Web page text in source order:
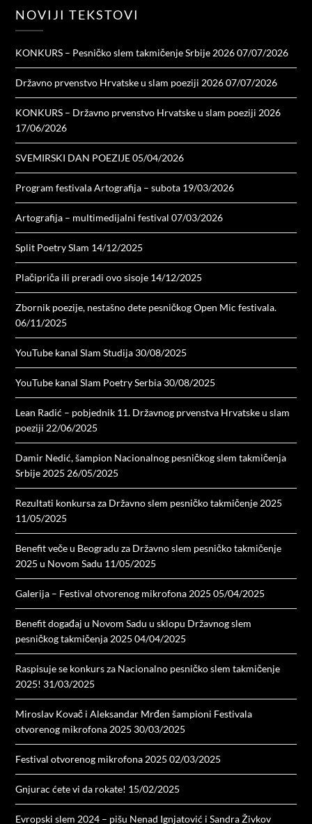
NOVIJI TEKSTOVI
KONKURS – Pesničko slem takmičenje Srbije 2026 07/07/2026
Državno prvenstvo Hrvatske u slam poeziji 2026 07/07/2026
KONKURS – Državno prvenstvo Hrvatske u slam poeziji 2026
17/06/2026
SVEMIRSKI DAN POEZIJE 05/04/2026
Program festivala Artografija – subota 19/03/2026
Artografija – multimedijalni festival 07/03/2026
Split Poetry Slam 14/12/2025
Plačipriča ili preradi ovo sisoje 14/12/2025
Zbornik poezije, nestašno dete pesničkog Open Mic festivala.
06/11/2025
YouTube kanal Slam Studija 30/08/2025
YouTube kanal Slam Poetry Serbia 30/08/2025
Lean Radić – pobjednik 11. Državnog prvenstva Hrvatske u slam
poeziji 22/06/2025
Damir Nedić, šampion Nacionalnog pesničkog slem takmičenja
Srbije 2025 26/05/2025
Rezultati konkursa za Državno slem pesničko takmičenje 2025
11/05/2025
Benefit veče u Beogradu za Državno slem pesničko takmičenje
2025 u Novom Sadu 11/05/2025
Galerija – Festival otvorenog mikrofona 2025 05/04/2025
Benefit događaj u Novom Sadu u sklopu Državnog slem
pesničkog takmičenja 2025 04/04/2025
Raspisuje se konkurs za Nacionalno pesničko slem takmičenje
2025! 31/03/2025
Miroslav Kovač i Aleksandar Mrđen šampioni Festivala
otvorenog mikrofona 2025 30/03/2025
Festival otvorenog mikrofona 2025 02/03/2025
Gnjurac ćete vi da rokate! 15/02/2025
Evropski slem 2024 – pišu Nenad Ignjatović i Sandra Živkov